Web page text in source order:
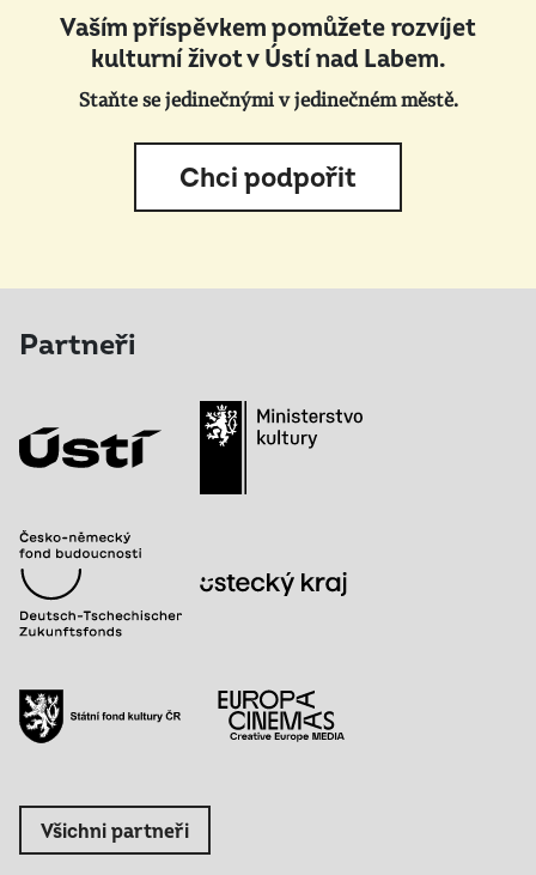
Vaším příspěvkem pomůžete rozvíjet
kulturní život v Ústí nad Labem.
Staňte se jedinečnými v jedinečném městě.
Chci podpořit
Partneři
Všichni partneři